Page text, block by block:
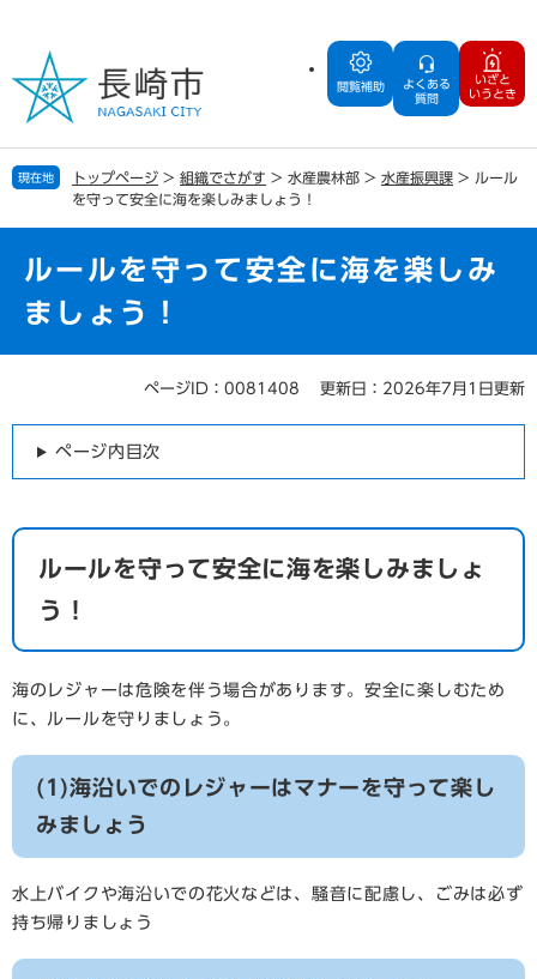
の
で
す
ー
ば
し
閲覧補助
よくある
質問
いざと
いうとき
現在地 トップページ > 組織でさがす > 水産農林部 > 水産振興課 > ルール
を守って安全に海を楽しみましょう！
ルールを守って安全に海を楽しみ
ましょう！
ページID：0081408 更新日：2026年7月1日更新
ページ内目次
ルールを守って安全に海を楽しみましょ
う！
海のレジャーは危険を伴う場合があります。安全に楽しむため
に、ルールを守りましょう。
(1)海沿いでのレジャーはマナーを守って楽し
みましょう
水上バイクや海沿いでの花火などは、騒音に配慮し、ごみは必ず
持ち帰りましょう